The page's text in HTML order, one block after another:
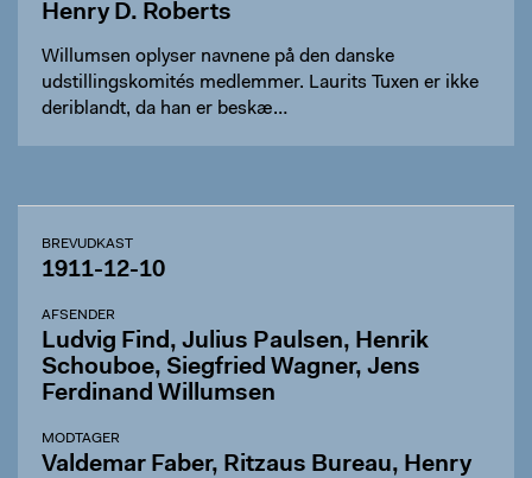
Henry D. Roberts
Willumsen oplyser navnene på den danske
udstillingskomités medlemmer. Laurits Tuxen er ikke
deriblandt, da han er beskæ…
BREVUDKAST
1911-12-10
AFSENDER
Ludvig Find, Julius Paulsen, Henrik
Schouboe, Siegfried Wagner, Jens
Ferdinand Willumsen
MODTAGER
Valdemar Faber, Ritzaus Bureau, Henry